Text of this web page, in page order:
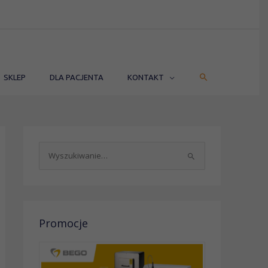
SKLEP DLA PACJENTA KONTAKT SZUKAJ
a
Promocje